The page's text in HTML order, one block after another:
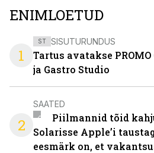
ENIMLOETUD
1
ST SISUTURUNDUS
Tartus avatakse
ja Gastro Studio
2
SAATED
Piilmannid tõid
Solarisse Apple’i
eesmärk on, et